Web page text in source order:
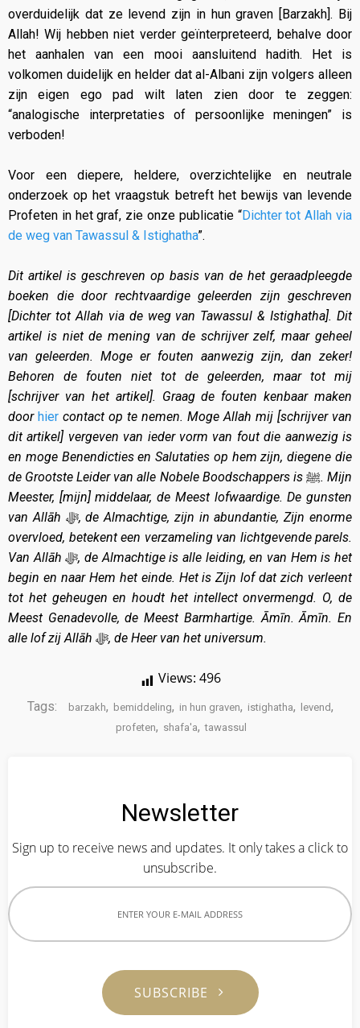
overduidelijk dat ze levend zijn in hun graven [Barzakh]. Bij
Allah! Wij hebben niet verder geïnterpreteerd, behalve door
het aanhalen van een mooi aansluitend hadith. Het is
volkomen duidelijk en helder dat al-Albani zijn volgers alleen
zijn eigen ego pad wilt laten zien door te zeggen:
“analogische interpretaties of persoonlijke meningen” is
verboden!
Voor een diepere, heldere, overzichtelijke en neutrale
onderzoek op het vraagstuk betreft het bewijs van levende
Profeten in het graf, zie onze publicatie “Dichter tot Allah via
de weg van Tawassul & Istighatha”.
Dit artikel is geschreven op basis van de het geraadpleegde
boeken die door rechtvaardige geleerden zijn geschreven
[Dichter tot Allah via de weg van Tawassul & Istighatha]. Dit
artikel is niet de mening van de schrijver zelf, maar geheel
van geleerden. Moge er fouten aanwezig zijn, dan zeker!
Behoren de fouten niet tot de geleerden, maar tot mij
[schrijver van het artikel]. Graag de fouten kenbaar maken
door hier contact op te nemen. Moge Allah mij [schrijver van
dit artikel] vergeven van ieder vorm van fout die aanwezig is
en moge Benendicties en Salutaties op hem zijn, diegene die
de Grootste Leider van alle Nobele Boodschappers is ﷺ. Mijn
Meester, [mijn] middelaar, de Meest lofwaardige. De gunsten
van Allāh ﷻ, de Almachtige, zijn in abundantie, Zijn enorme
overvloed, betekent een verzameling van lichtgevende parels.
Van Allāhﷻ, de Almachtige is alle leiding, en van Hem is het
begin en naar Hem het einde. Het is Zijn lof dat zich verleent
tot het geheugen en houdt het intellect onvermengd. O, de
Meest Genadevolle, de Meest Barmhartige. Āmīn. Āmīn. En
alle lof zij Allāh ﷻ, de Heer van het universum.
Views: 496
Tags: barzakh, bemiddeling, in hun graven, istighatha, levend,
profeten, shafa'a, tawassul
Newsletter
Sign up to receive news and updates. It only takes a click to
unsubscribe.
SUBSCRIBE